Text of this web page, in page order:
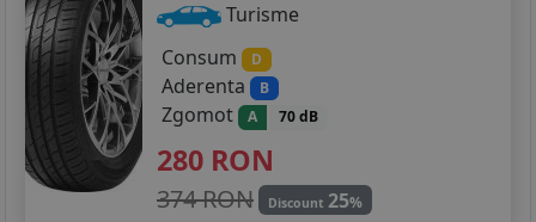
Turisme
Consum
D
Aderenta B
Zgomot A 70 dB
280 RON
374 RON Discount 25%